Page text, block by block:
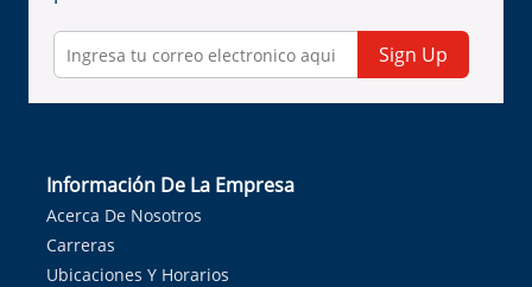
Sign Up
Información De La Empresa
Acerca De Nosotros
Carreras
Ubicaciones Y Horarios